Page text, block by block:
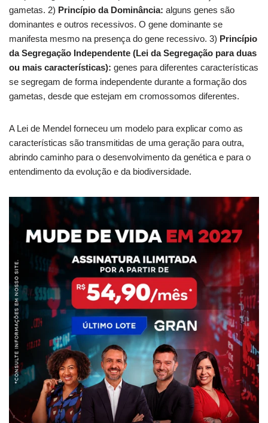
gametas. 2) Princípio da Dominância: alguns genes são
dominantes e outros recessivos. O gene dominante se
manifesta mesmo na presença do gene recessivo. 3) Princípio
da Segregação Independente (Lei da Segregação para duas
ou mais características): genes para diferentes características
se segregam de forma independente durante a formação dos
gametas, desde que estejam em cromossomos diferentes.
A Lei de Mendel forneceu um modelo para explicar como as
características são transmitidas de uma geração para outra,
abrindo caminho para o desenvolvimento da genética e para o
entendimento da evolução e da biodiversidade.